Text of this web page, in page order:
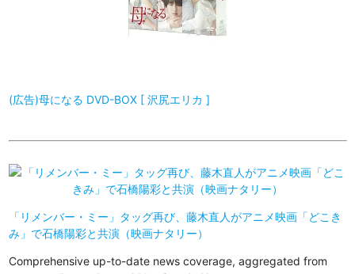
(広告)母になる DVD-BOX [ 沢尻エリカ ]
「リメンバー・ミー」タッグ再び、藤木直人がアニメ映画「どこき
み」で石橋陽彩と共演（映画ナタリー）
Comprehensive up-to-date news coverage, aggregated from